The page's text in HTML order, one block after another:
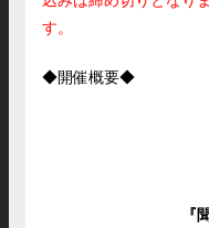
す。
◆開
『